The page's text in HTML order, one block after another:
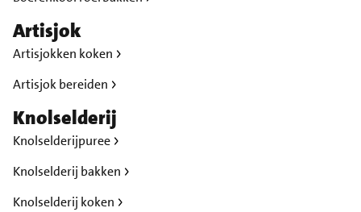
Artisjok
Artisjokken koken
Artisjok bereiden
Knolselderij
Knolselderijpuree
Knolselderij bakken
Knolselderij koken